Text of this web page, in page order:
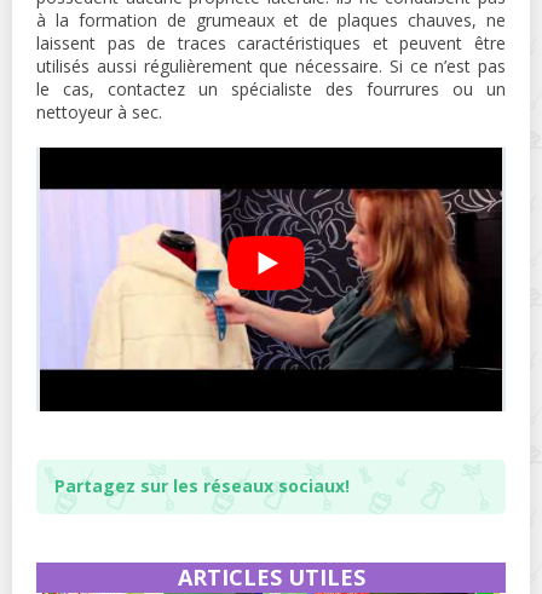
à la formation de grumeaux et de plaques chauves, ne
laissent pas de traces caractéristiques et peuvent être
utilisés aussi régulièrement que nécessaire. Si ce n’est pas
le cas, contactez un spécialiste des fourrures ou un
nettoyeur à sec.
Partagez sur les réseaux sociaux!
ARTICLES UTILES